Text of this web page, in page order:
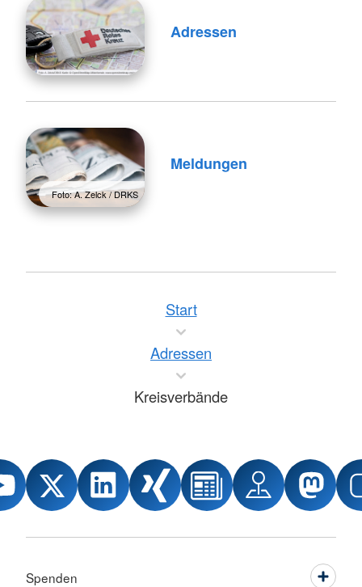
Adressen
Foto: A. Zelck / DRKS
Meldungen
Start
Adressen
Kreisverbände
Spenden